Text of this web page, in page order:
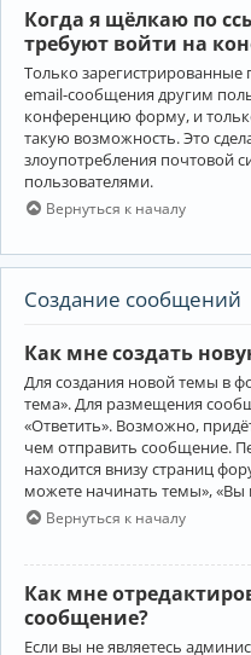
Когда я щёлкаю по
требуют войти на
Только зарегистрированные
email-сообщения другим
конференцию форму, и
такую возможность. Это
злоупотребления почтовой
пользователями.
Вернуться к началу
Создание сообщений
Как мне создать
Для создания новой темы в
тема». Для размещения
«Ответить». Возможно,
чем отправить сообщение.
находится внизу страниц
можете начинать темы», «Вы
Вернуться к началу
Как мне
сообщение?
Если вы не являетесь